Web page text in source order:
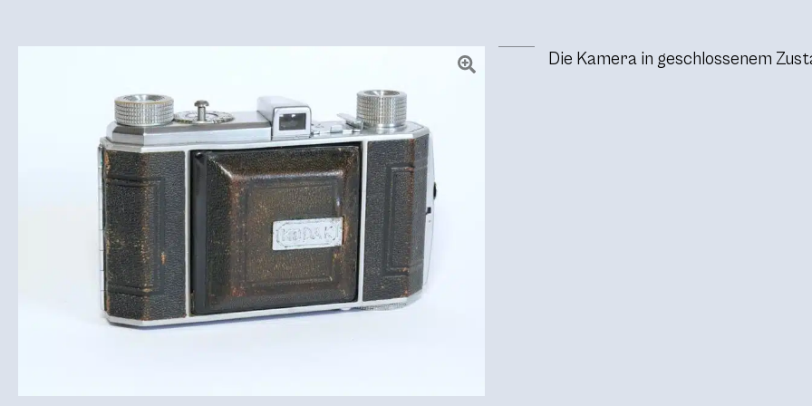
Die Kamera in geschlossenem